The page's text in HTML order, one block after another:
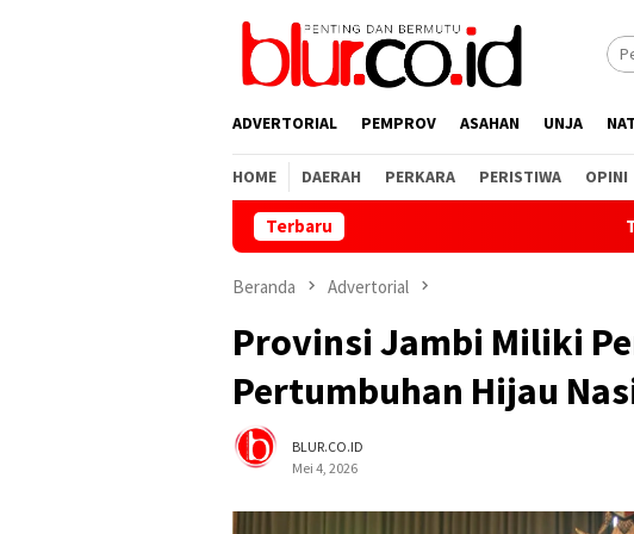
ADVERTORIAL PEMPROV ASAHAN UNJA
HOME DAERAH PERKARA PERISTIWA OPINI
Terbaru Tegas! PKS
Beranda Advertorial
Provinsi Jambi Miliki
Pertumbuhan Hijau
BLUR.CO.ID
Mei 4, 2026